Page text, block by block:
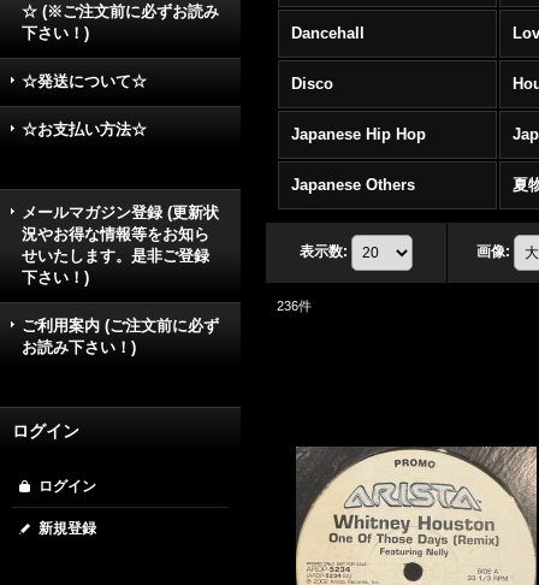
☆ (※ご注文前に必ずお読み
下さい！)
☆発送について☆
☆お支払い方法☆
メールマガジン登録 (更新状
況やお得な情報等をお知ら
せいたします。是非ご登録
下さい！)
ご利用案内 (ご注文前に必ず
お読み下さい！)
ログイン
ログイン
新規登録
Dancehall
Disco
Japanese Hip Hop
Japanese Others 夏
表示数: 画像:
236件